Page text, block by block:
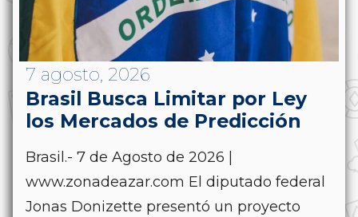
7 agosto, 2026
Brasil Busca Limitar por Ley
los Mercados de Predicción
Brasil.- 7 de Agosto de 2026 |
www.zonadeazar.com El diputado federal
Jonas Donizette presentó un proyecto